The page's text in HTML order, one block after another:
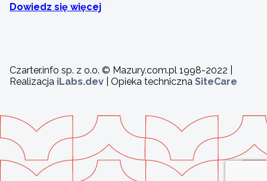
Dowiedz się więcej
Czarter.info sp. z o.o. © Mazury.com.pl 1998-2022 |
Realizacja iLabs.dev | Opieka techniczna SiteCare